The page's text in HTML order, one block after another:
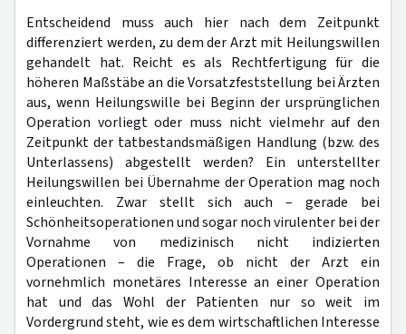
Entscheidend muss auch hier nach dem Zeitpunkt
differenziert werden, zu dem der Arzt mit Heilungswillen
gehandelt hat. Reicht es als Rechtfertigung für die
höheren Maßstäbe an die Vorsatzfeststellung bei Ärzten
aus, wenn Heilungswille bei Beginn der ursprünglichen
Operation vorliegt oder muss nicht vielmehr auf den
Zeitpunkt der tatbestandsmäßigen Handlung (bzw. des
Unterlassens) abgestellt werden? Ein unterstellter
Heilungswillen bei Übernahme der Operation mag noch
einleuchten. Zwar stellt sich auch – gerade bei
Schönheitsoperationen und sogar noch virulenter bei der
Vornahme von medizinisch nicht indizierten
Operationen – die Frage, ob nicht der Arzt ein
vornehmlich monetäres Interesse an einer Operation
hat und das Wohl der Patienten nur so weit im
Vordergrund steht, wie es dem wirtschaftlichen Interesse